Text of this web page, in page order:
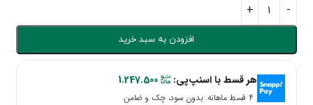
افزودن به سبد خرید
هر قسط با اسنپ‌پی: 1.247.500
۴ قسط ماهانه. بدون سود، چک و ضامن.